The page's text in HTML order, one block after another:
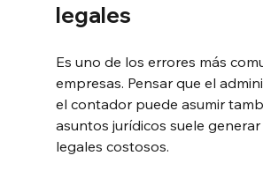
legales
Es uno de los errores más
empresas. Pensar que el
el contador puede asumir
asuntos jurídicos suele
legales costosos.